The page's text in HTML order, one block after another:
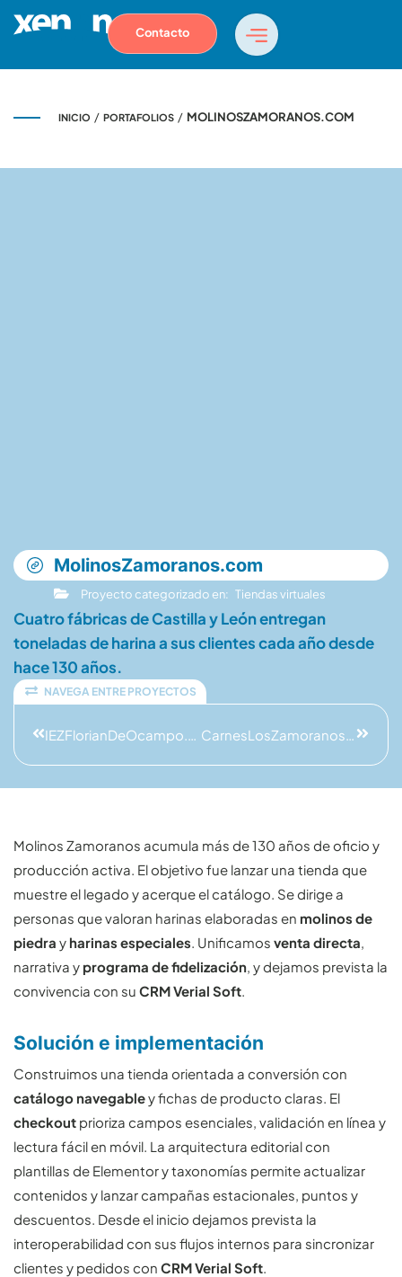
Contacto
INICIO / PORTAFOLIOS / MOLINOSZAMORANOS.COM
MolinosZamoranos.com
Proyecto categorizado en: Tiendas virtuales
Cuatro fábricas de Castilla y León entregan
toneladas de harina a sus clientes cada año desde
hace 130 años.
NAVEGA ENTRE PROYECTOS
IEZFlorianDeOcampo.com CarnesLosZamoranos.com
Molinos Zamoranos acumula más de 130 años de oficio y
producción activa. El objetivo fue lanzar una tienda que
muestre el legado y acerque el catálogo. Se dirige a
personas que valoran harinas elaboradas en molinos de
piedra y harinas especiales. Unificamos venta directa,
narrativa y programa de fidelización, y dejamos prevista la
convivencia con su CRM Verial Soft.
Solución e implementación
Construimos una tienda orientada a conversión con
catálogo navegabley fichas de producto claras. El
checkout prioriza campos esenciales, validación en línea y
lectura fácil en móvil. La arquitectura editorial con
plantillas de Elementor y taxonomías permite actualizar
contenidos y lanzar campañas estacionales, puntos y
descuentos. Desde el inicio dejamos prevista la
interoperabilidad con sus flujos internos para sincronizar
clientes y pedidos con CRM Verial Soft.